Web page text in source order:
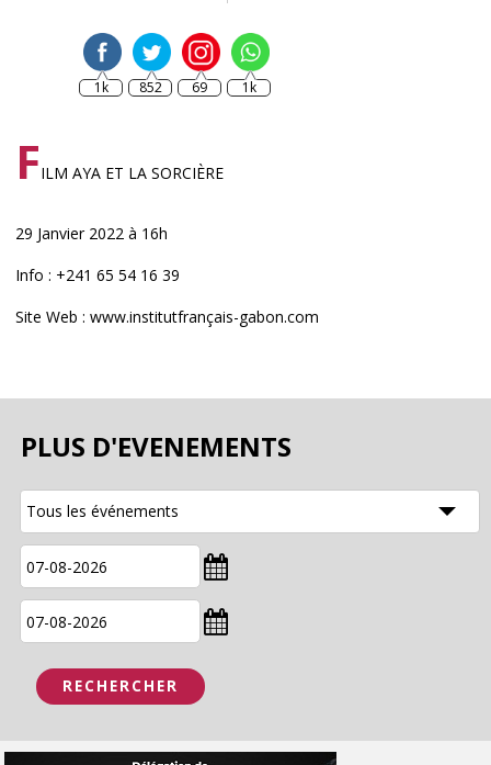
1k 852 69 1k
FILM AYA ET LA SORCIÈRE
29 Janvier 2022 à 16h
Info : +241 65 54 16 39
Site Web : www.institutfrançais-gabon.com
PLUS D'EVENEMENTS